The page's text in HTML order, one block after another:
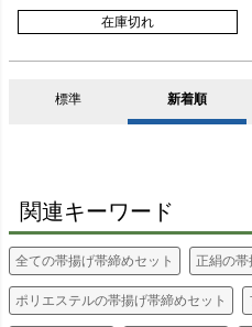
在庫切れ
標準 新着順
関連キーワード
全ての帯揚げ帯締めセット 正絹の帯
ポリエステルの帯揚げ帯締めセット